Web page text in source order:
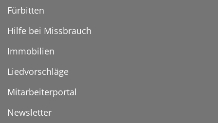
Fürbitten
Hilfe bei Missbrauch
Immobilien
Liedvorschläge
Mitarbeiterportal
Newsletter